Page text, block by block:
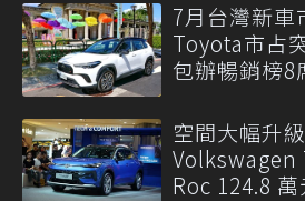
7月台灣新車
Toyota市占
包辦暢銷榜8
空間大幅升
Roc 124.8